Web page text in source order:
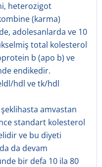
heterozigot
(karma)
adolesanlarda ve 10
total kolesterol
b (apo b) ve
endikedir.
hdl ve tk/hdl
amvastan
standart kolesterol
ve bu diyeti
da devam
bir defa 10 ila 80